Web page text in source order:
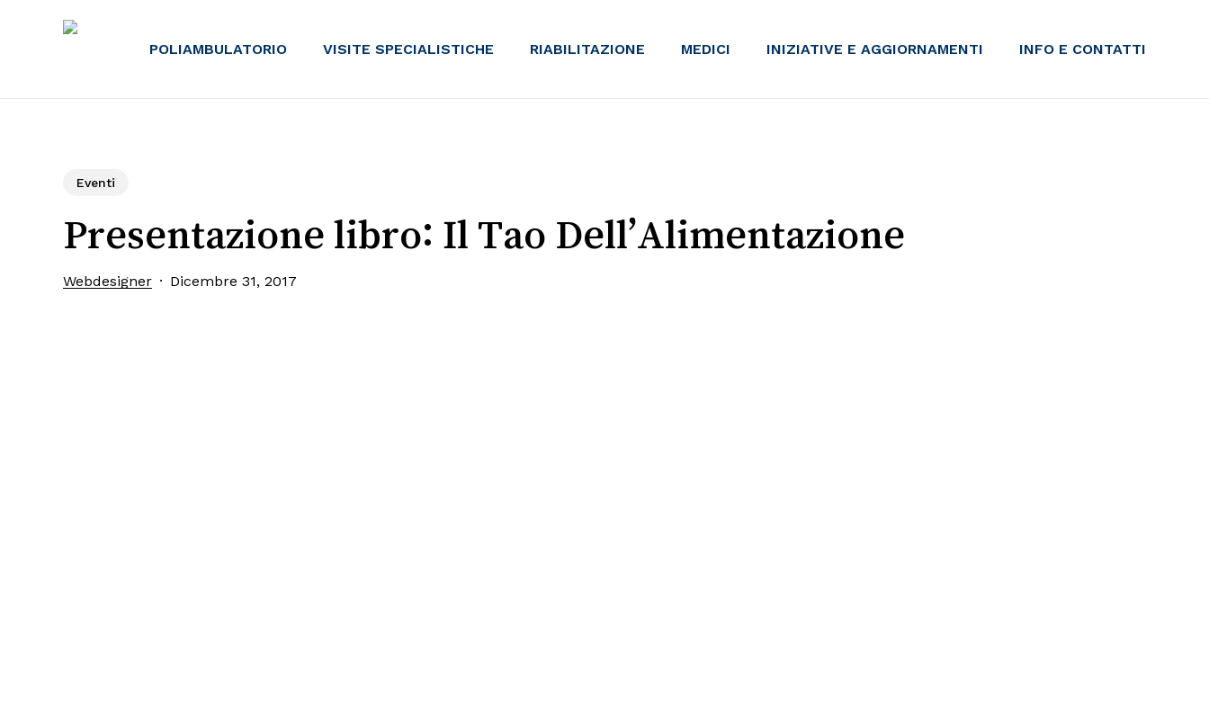
POLIAMBULATORIO VISITE SPECIALISTICHE RIABILITAZIONE MEDICI INIZIATIVE E AGGIORNAMENTI INFO E CONTATTI
Eventi
Presentazione libro: Il Tao Dell’Alimentazione
Webdesigner Dicembre 31, 2017